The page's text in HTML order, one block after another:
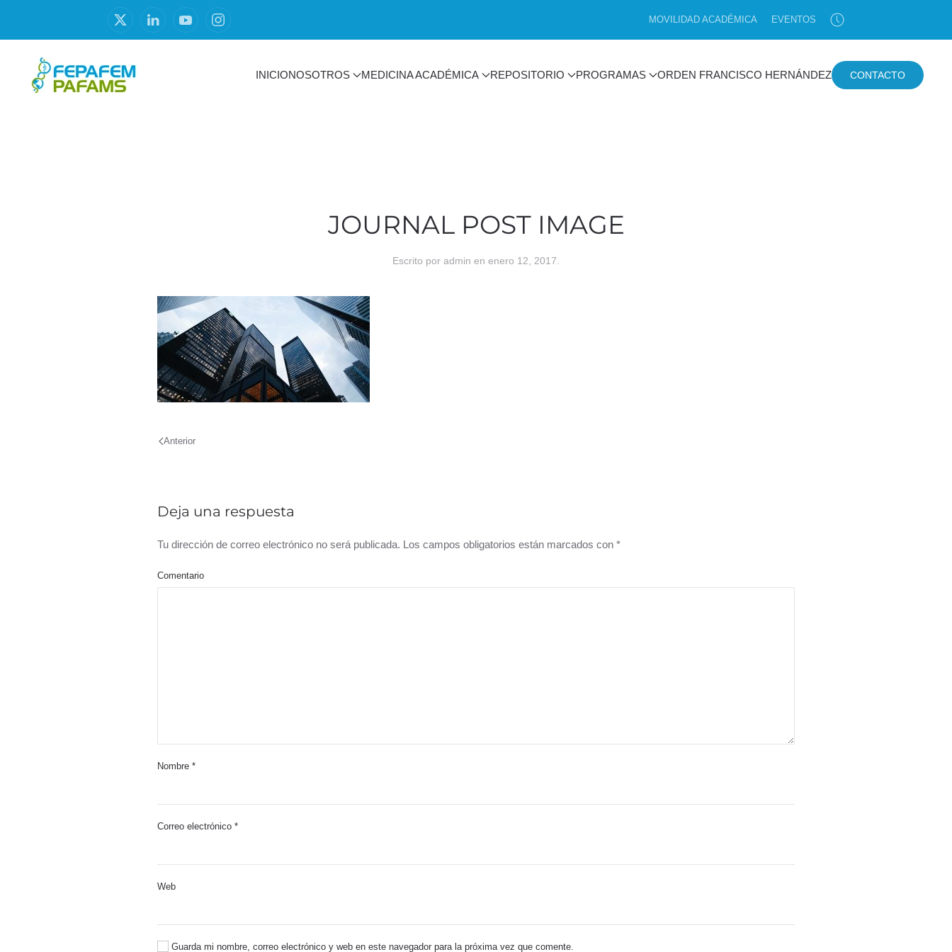
MOVILIDAD ACADÉMICA EVENTOS
INICIONOSOTROS MEDICINA ACADÉMICA REPOSITORIO PROGRAMAS ORDEN FRANCISCO HERNÁNDEZ CONTACTO
JOURNAL POST IMAGE
Escrito por admin en enero 12, 2017
Anterior
Deja una respuesta
Tu dirección de correo electrónico no será publicada. Los campos obligatorios están marcados con *
Comentario
Nombre *
Correo electrónico *
Web
Guarda mi nombre, correo electrónico y web en este navegador para la próxima vez que comente.